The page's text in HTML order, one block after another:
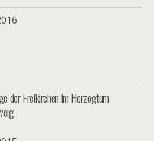
der Freikirchen im Herzogtum